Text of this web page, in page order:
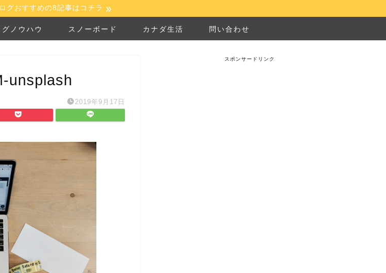
グおすすめの8記事はコチラ
グノウハウ スノーボード カナダ生活 問い合わせ
unsplash
2019年9月17日
スポンサードリンク